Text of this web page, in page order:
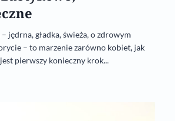
jędrna, gładka, świeża, o zdrowym
– to marzenie zarówno kobiet, jak
pierwszy konieczny krok...